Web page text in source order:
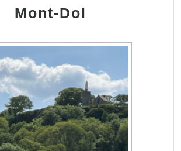
premier
préparer
la
prochaine
équipe
municipale
Mont-Dol